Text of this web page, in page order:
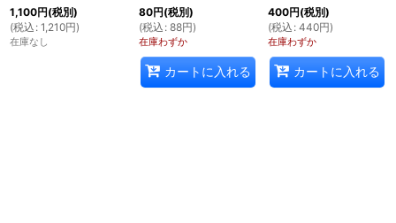
1,100円(税別)
(税込 : 1,210円)
在庫なし
80円(税別)
(税込 : 88円)
在庫わずか
カートに入れる
400円(税別)
(税込 : 440円)
在庫わずか
カートに入れる